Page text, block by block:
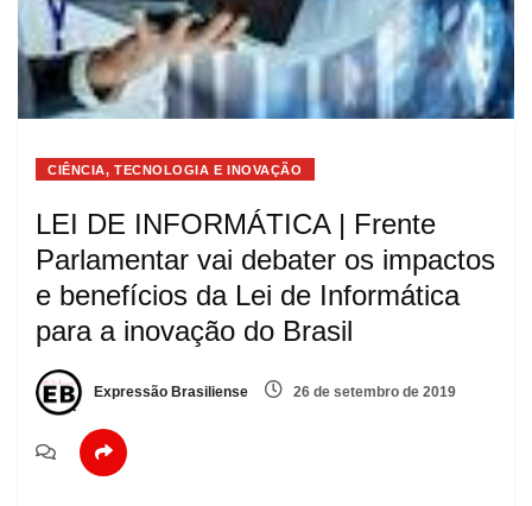
CIÊNCIA, TECNOLOGIA E INOVAÇÃO
LEI DE INFORMÁTICA | Frente
Parlamentar vai debater os impactos
e benefícios da Lei de Informática
para a inovação do Brasil
Expressão Brasiliense 26 de setembro de 2019